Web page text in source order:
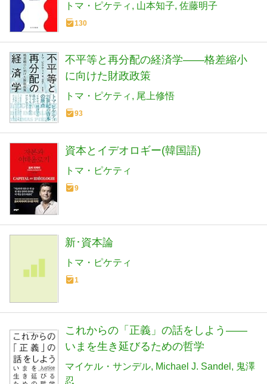
トマ・ピケティ 山本知子 佐藤明子
130
不平等と再分配の経済学――格差縮小
に向けた財政政策
トマ・ピケティ 尾上修悟
93
資本とイデオロギー(韓国語)
トマ・ピケティ
9
新･資本論
トマ・ピケティ
1
これからの「正義」の話をしよう――
いまを生き延びるための哲学
マイケル・サンデル Michael J. Sandel
鬼澤
忍